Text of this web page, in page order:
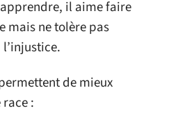
il aime faire
mais ne tolère pas
de mieux
: